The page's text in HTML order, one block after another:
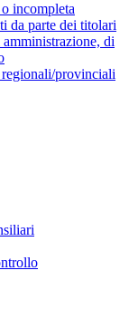
incompleta
da parte dei titolari
di
provinciali